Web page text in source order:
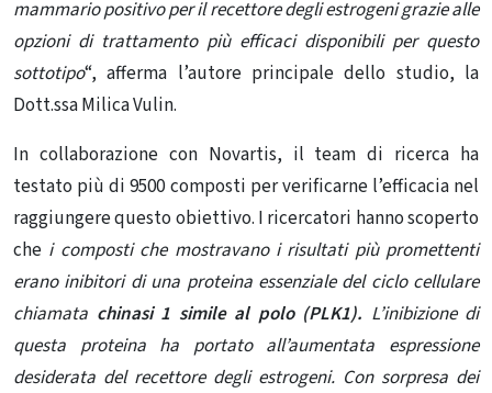
mammario positivo per il recettore degli estrogeni grazie alle
opzioni di trattamento più efficaci disponibili per questo
sottotipo“, afferma l’autore principale dello studio, la
Dott.ssa Milica Vulin.
In collaborazione con Novartis, il team di ricerca ha
testato più di 9500 composti per verificarne l’efficacia nel
raggiungere questo obiettivo. I ricercatori hanno scoperto
che i composti che mostravano i risultati più promettenti
erano inibitori di una proteina essenziale del ciclo cellulare
chiamata chinasi 1 simile al polo (PLK1). L’inibizione di
questa proteina ha portato all’aumentata espressione
desiderata del recettore degli estrogeni. Con sorpresa dei